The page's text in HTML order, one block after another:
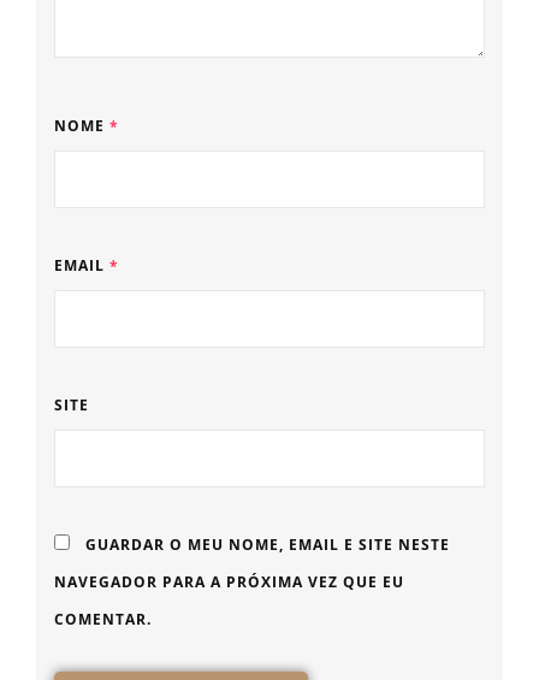
NOME *
EMAIL *
SITE
GUARDAR O MEU NOME, EMAIL E SITE NESTE
NAVEGADOR PARA A PRÓXIMA VEZ QUE EU
COMENTAR.